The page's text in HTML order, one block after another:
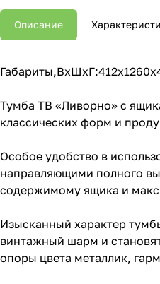
Описание
Тумба ТВ «Ливорно» с
классических форм и
Особое удобство в
направляющими полного
содержимому ящика и
Изысканный характер
винтажный шарм и
опоры цвета металлик,